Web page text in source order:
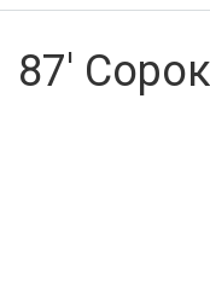
О сайте
87'